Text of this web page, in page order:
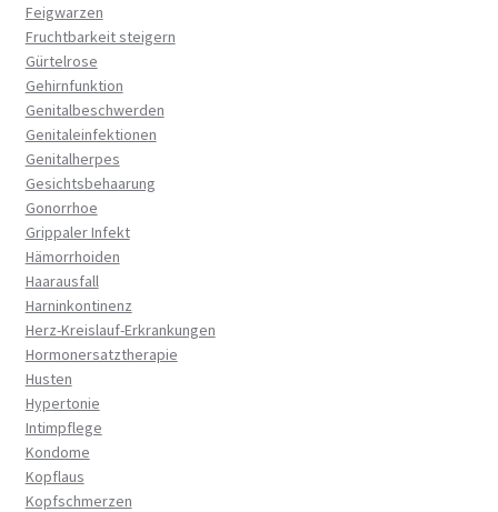
Feigwarzen
Fruchtbarkeit steigern
Gürtelrose
Gehirnfunktion
Genitalbeschwerden
Genitaleinfektionen
Genitalherpes
Gesichtsbehaarung
Gonorrhoe
Grippaler Infekt
Hämorrhoiden
Haarausfall
Harninkontinenz
Herz-Kreislauf-Erkrankungen
Hormonersatztherapie
Husten
Hypertonie
Intimpflege
Kondome
Kopflaus
Kopfschmerzen